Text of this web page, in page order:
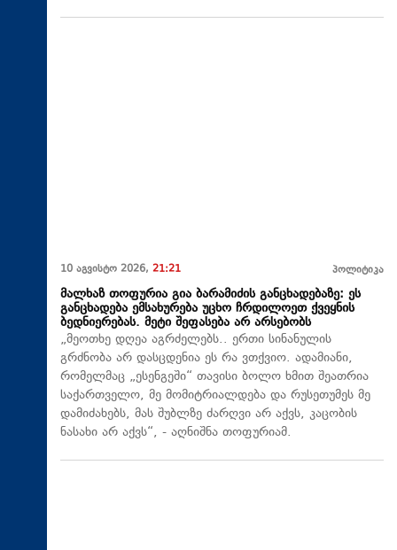
10 აგვისტო 2026, 21:21 პოლიტიკა
მალხაზ თოფურია გია ბარამიძის განცხადებაზე: ეს
განცხადება ემსახურება უცხო ჩრდილოეთ ქვეყნის
ბედნიერებას. მეტი შეფასება არ არსებობს
„მეოთხე დღეა აგრძელებს.. ერთი სინანულის
გრძნობა არ დასცდენია ეს რა ვთქვიო. ადამიანი,
რომელმაც „ესენგეში“ თავისი ბოლო ხმით შეათრია
საქართველო, მე მომიტრიალდება და რუსეთუმეს მე
დამიძახებს, მას შუბლზე ძარღვი არ აქვს, კაცობის
ნასახი არ აქვს“, - აღნიშნა თოფურიამ.